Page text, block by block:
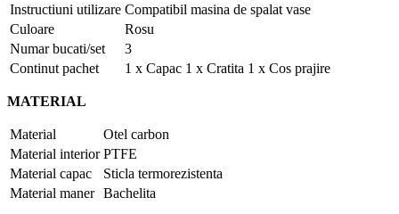
Instructiuni utilizare Compatibil masina de spalat vase
Culoare
Rosu
Numar bucati/set
3
Continut pachet
1 x Capac 1 x Cratita 1 x Cos prajire
MATERIAL
Material
Otel carbon
Material interior PTFE
Material capac
Sticla termorezistenta
Material maner Bachelita